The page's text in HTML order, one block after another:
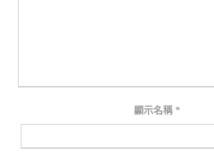
顯示名稱 *